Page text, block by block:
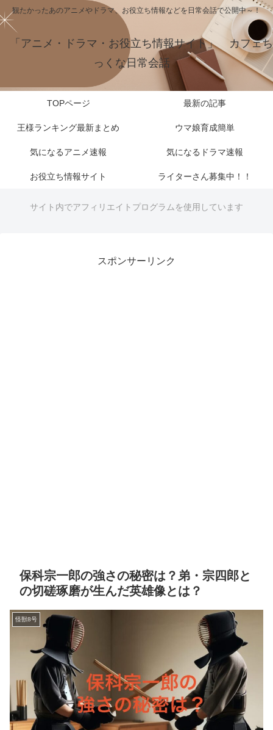
観たかったあのアニメやドラマ、お役立ち情報などを日常会話で公開中～！
「アニメ・ドラマ・お役立ち情報サイト」 カフェち
っくな日常会話
TOPページ 最新の記事
王様ランキング最新まとめ ウマ娘育成簡単
気になるアニメ速報 気になるドラマ速報
お役立ち情報サイト ライターさん募集中！！
サイト内でアフィリエイトプログラムを使用しています
スポンサーリンク
保科宗一郎の強さの秘密は？弟・宗四郎と
の切磋琢磨が生んだ英雄像とは？
怪獣8号